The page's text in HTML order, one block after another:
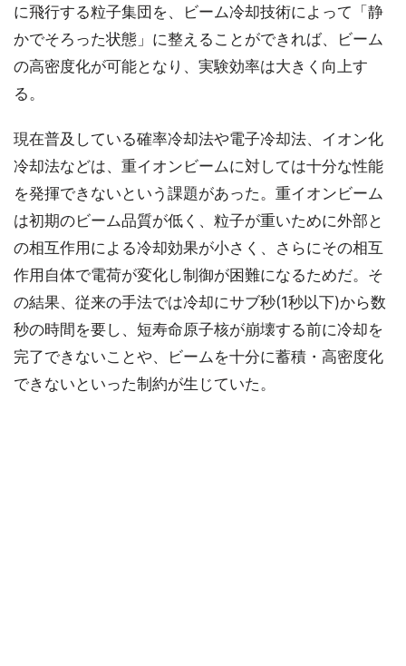
に飛行する粒子集団を、ビーム冷却技術によって「静
かでそろった状態」に整えることができれば、ビーム
の高密度化が可能となり、実験効率は大きく向上す
る。
現在普及している確率冷却法や電子冷却法、イオン化
冷却法などは、重イオンビームに対しては十分な性能
を発揮できないという課題があった。重イオンビーム
は初期のビーム品質が低く、粒子が重いために外部と
の相互作用による冷却効果が小さく、さらにその相互
作用自体で電荷が変化し制御が困難になるためだ。そ
の結果、従来の手法では冷却にサブ秒(1秒以下)から数
秒の時間を要し、短寿命原子核が崩壊する前に冷却を
完了できないことや、ビームを十分に蓄積・高密度化
できないといった制約が生じていた。